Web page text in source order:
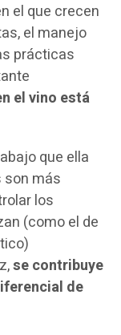
el que crecen
el manejo
prácticas
el vino está
que ella
son más
los
(como el de
se contribuye
de